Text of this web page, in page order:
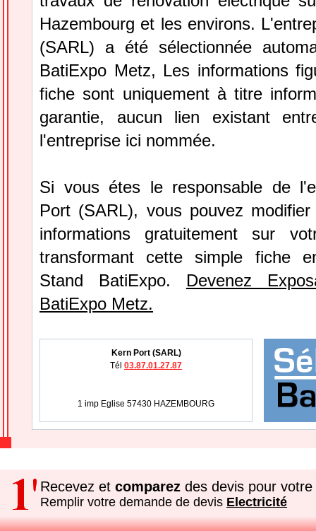
Hazembourg et les environs.
(SARL) a été sélectionnée
BatiExpo Metz, Les informations
fiche sont uniquement à titre
garantie, aucun lien existant
l'entreprise ici nommée.
Si vous étes le responsable de
Port (SARL), vous pouvez
informations gratuitement sur
transformant cette simple fiche
Stand BatiExpo. Devenez
BatiExpo Metz.
Kern Port (SARL)
Tél 03.87.01.27.87
1 imp Eglise 57430 HAZEMBOURG
Recevez et comparez des devis pour votre
Remplir votre demande de devis Electricité